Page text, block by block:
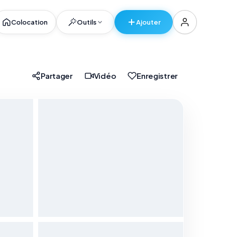
Colocation Outils Ajouter
Partager Vidéo Enregistrer